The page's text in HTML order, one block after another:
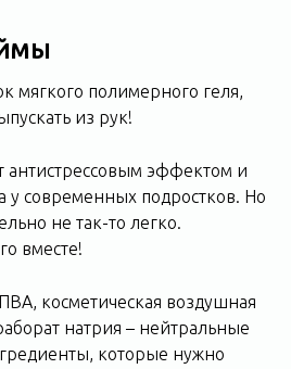
мягкого полимерного геля,
из рук!
антистрессовым эффектом и
у современных подростков. Но
не так-то легко.
вместе!
косметическая воздушная
натрия – нейтральные
которые нужно